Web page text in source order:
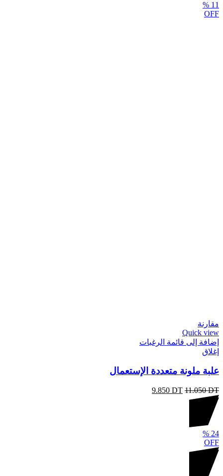
11
%
OFF
مقارنة
Quick view
إضافة إلى قائمة الرغبات
إغلاق
علبة ملونة متعددة الإستعمال
11.050DT
9.850 DT
24
%
OFF